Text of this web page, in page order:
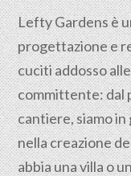
Lefty Gardens è
progettazionee
cuciti addosso
committente: dal
cantiere, siamo in
nella creazione
abbia una villa o